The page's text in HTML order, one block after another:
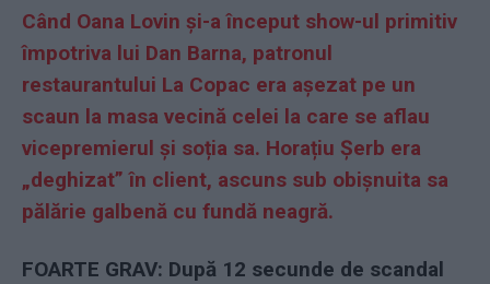
Când Oana Lovin și-a început show-ul primitiv
împotriva lui Dan Barna, patronul
restaurantului La Copac era așezat pe un
scaun la masa vecină celei la care se aflau
vicepremierul și soția sa. Horațiu Șerb era
„deghizat” în client, ascuns sub obișnuita sa
pălărie galbenă cu fundă neagră.
FOARTE GRAV: După 12 secunde de scandal